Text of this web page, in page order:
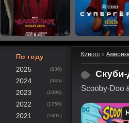
Киного »
Scooby-Doo
По году
2025
(836)
2024 (945)
2023 (1096)
2022 (1756)
2021 (1891)